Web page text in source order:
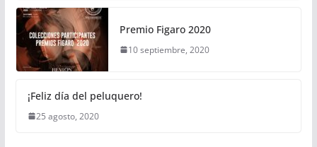
Premio Figaro 2020
10 septiembre, 2020
¡Feliz día del peluquero!
25 agosto, 2020